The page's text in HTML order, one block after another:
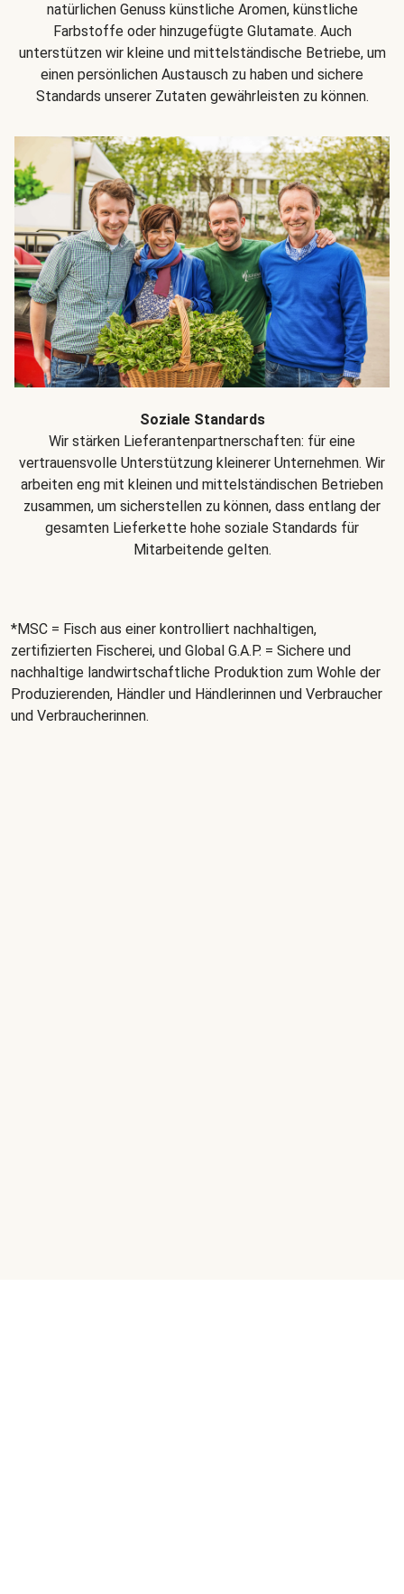
natürlichen Genuss künstliche Aromen, künstliche
Farbstoffe oder hinzugefügte Glutamate. Auch
unterstützen wir kleine und mittelständische Betriebe, um
einen persönlichen Austausch zu haben und sichere
Standards unserer Zutaten gewährleisten zu können.
Soziale Standards
Wir stärken Lieferantenpartnerschaften: für eine
vertrauensvolle Unterstützung kleinerer Unternehmen. Wir
arbeiten eng mit kleinen und mittelständischen Betrieben
zusammen, um sicherstellen zu können, dass entlang der
gesamten Lieferkette hohe soziale Standards für
Mitarbeitende gelten.
*MSC = Fisch aus einer kontrolliert nachhaltigen,
zertifizierten Fischerei, und Global G.A.P. = Sichere und
nachhaltige landwirtschaftliche Produktion zum Wohle der
Produzierenden, Händler und Händlerinnen und Verbraucher
und Verbraucherinnen.